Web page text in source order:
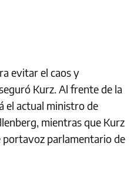
evitar el caos y
Kurz. Al frente de la
el actual ministro de
mientras que Kurz
portavoz parlamentario de